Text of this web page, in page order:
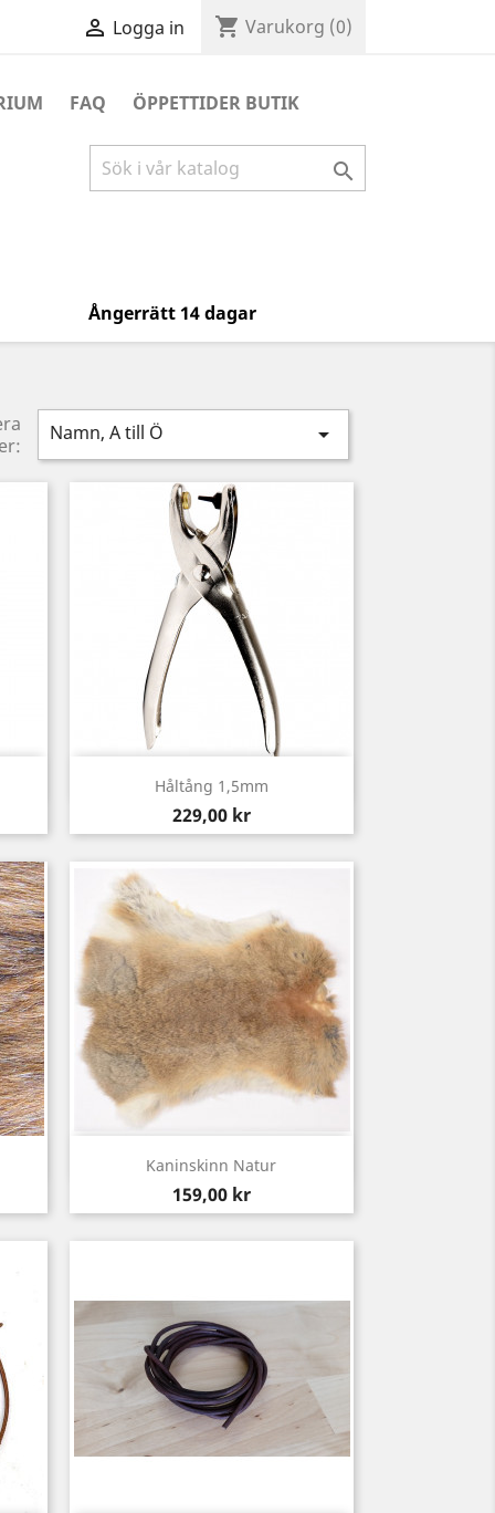
 Logga in shopping_cart Varukorg (0)
FAQ ÖPPETTIDER BUTIK

Ångerrätt 14 dagar
Namn, A till Ö 
Håltång 1,5mm
Pris
229,00 kr
Snabbvy
Kaninskinn Natur
Pris
159,00 kr
Snabbvy